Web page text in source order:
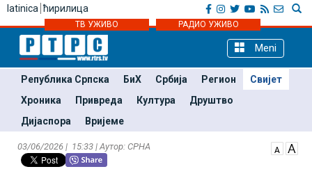
latinica ћирилица
ТВ УЖИВО РАДИО УЖИВО
Meni
Република Српска БиХ Србија Регион
Свијет
Хроника
Привреда Култура
Друштво
Дијаспора
Вријеме
03/06/2026 | 15:33 | Аутор: СРНА